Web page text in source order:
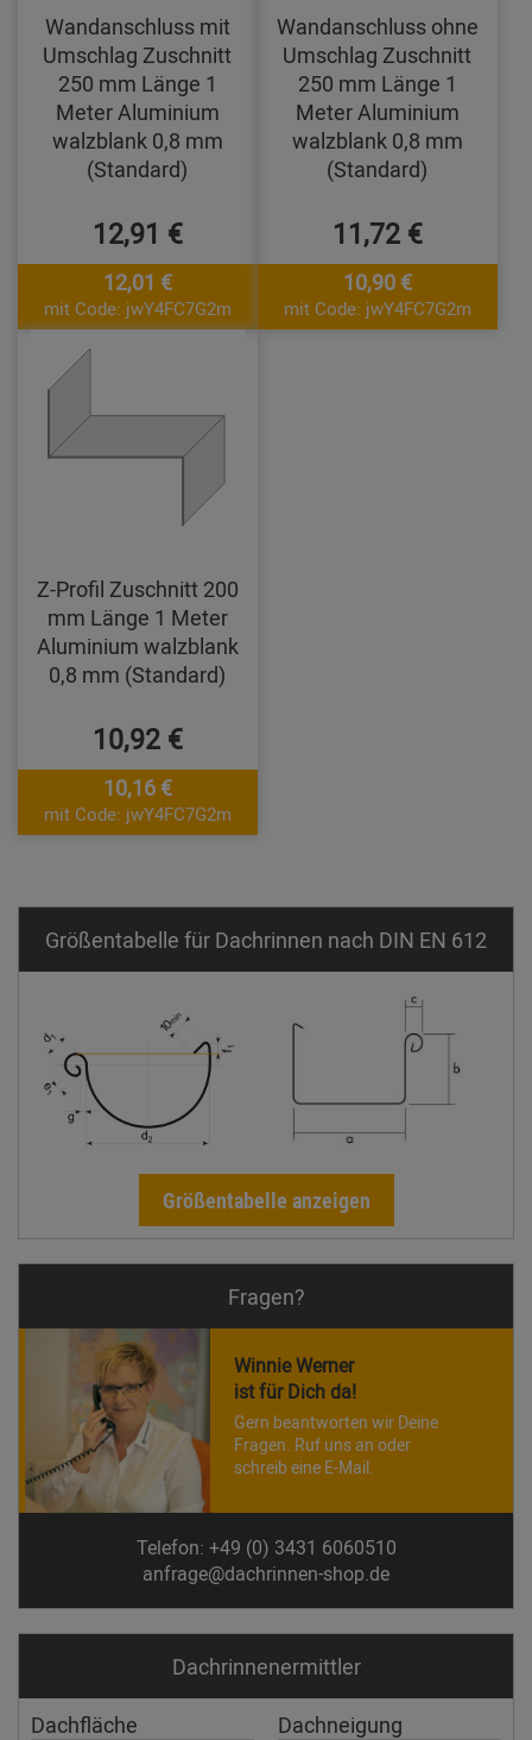
Wandanschluss mit
Umschlag Zuschnitt
250 mm Länge 1
Meter Aluminium
walzblank 0,8 mm
(Standard)
12,91 €
12,01 €
mit Code: jwY4FC7G2m
Wandanschluss ohne
Umschlag Zuschnitt
250 mm Länge 1
Meter Aluminium
walzblank 0,8 mm
(Standard)
11,72 €
10,90 €
mit Code: jwY4FC7G2m
Z-Profil Zuschnitt 200
mm Länge 1 Meter
Aluminium walzblank
0,8 mm (Standard)
10,92 €
10,16 €
mit Code: jwY4FC7G2m
Größentabelle für Dachrinnen nach DIN EN 612
Größentabelle anzeigen
Fragen?
Winnie Werner
ist für Dich da!
Gern beantworten wir Deine
Fragen. Ruf uns an oder
schreib eine E-Mail.
Telefon: +49 (0) 3431 6060510
anfrage@dachrinnen-shop.de
Dachrinnen­ermittler
Dachfläche Dachneigung